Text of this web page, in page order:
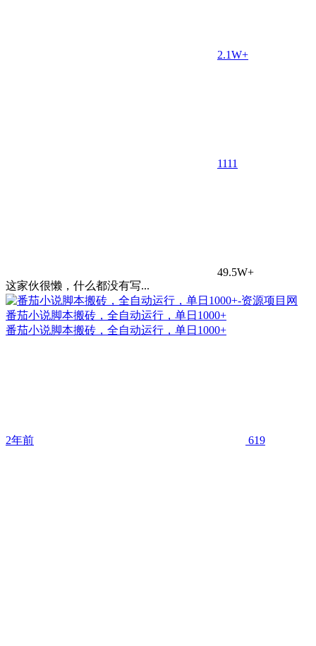
2.1W+
1111
49.5W+
这家伙很懒，什么都没有写...
番茄小说脚本搬砖，全自动运行，单日1000+
番茄小说脚本搬砖，全自动运行，单日1000+
2年前 619